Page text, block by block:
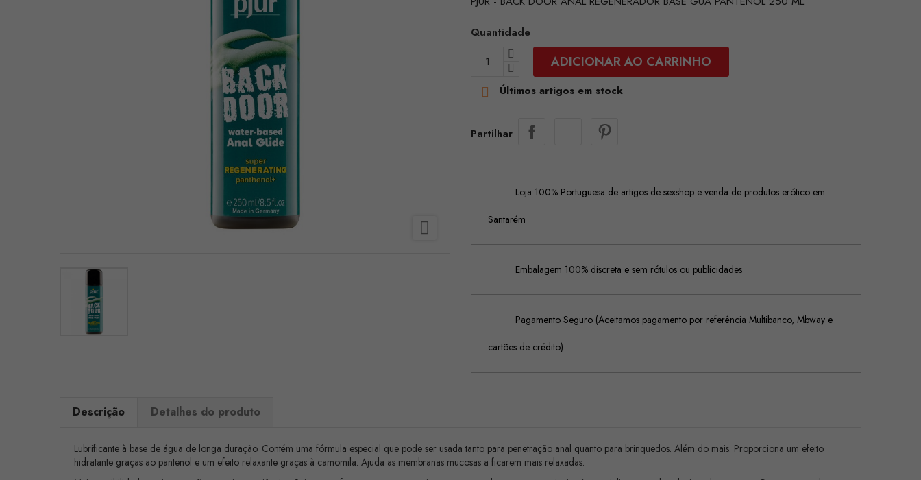

Quantidade
ADICIONAR AO CARRINHO
 Últimos artigos em stock
Partilhar
Loja 100% Portuguesa de artigos de sexshop e venda de produtos erótico em
Santarém
Embalagem 100% discreta e sem rótulos ou publicidades
Pagamento Seguro (Aceitamos pagamento por referência Multibanco, Mbway e
cartões de crédito)
Descrição Detalhes do produto
Lubrificante à base de água de longa duração. Contém uma fórmula especial que pode ser usada tanto para penetração anal quanto para brinquedos. Além do mais. Proporciona um efeito
hidratante graças ao pantenol e um efeito relaxante graças à camomila. Ajuda as membranas mucosas a ficarem mais relaxadas.